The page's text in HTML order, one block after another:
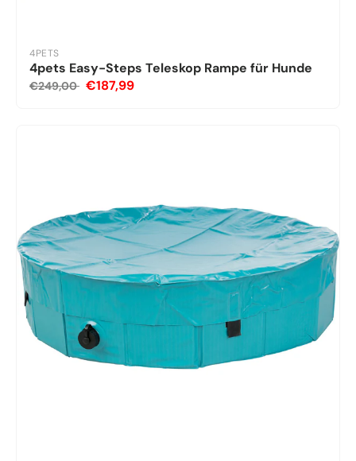
4PETS
4pets Easy-Steps Teleskop Rampe für Hunde
€249,00 €187,99